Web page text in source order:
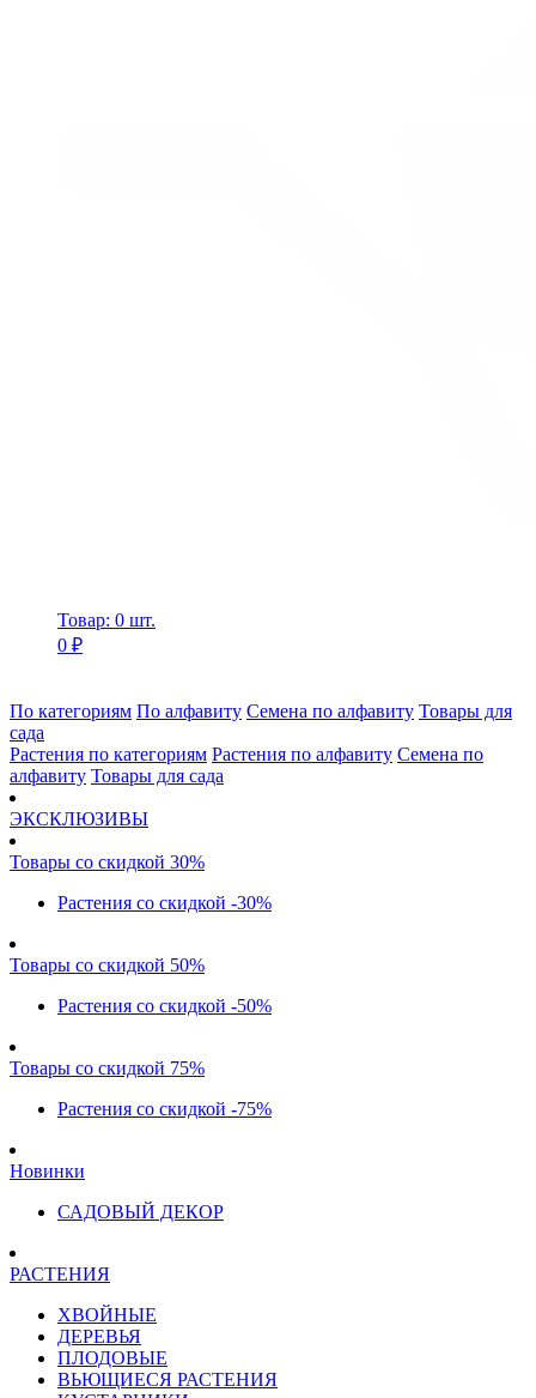
Товар: 0 шт.
0 ₽
По категориям По алфавиту Семена по алфавиту Товары для
сада
Растения по категориям Растения по алфавиту Семена по
алфавиту Товары для сада
ЭКСКЛЮЗИВЫ
Товары со скидкой 30%
Растения со скидкой -30%
Товары со скидкой 50%
Растения со скидкой -50%
Товары со скидкой 75%
Растения со скидкой -75%
Новинки
САДОВЫЙ ДЕКОР
РАСТЕНИЯ
ХВОЙНЫЕ
ДЕРЕВЬЯ
ПЛОДОВЫЕ
ВЬЮЩИЕСЯ РАСТЕНИЯ